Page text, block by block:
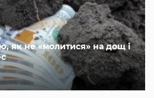
як не «молитися» на дощ і